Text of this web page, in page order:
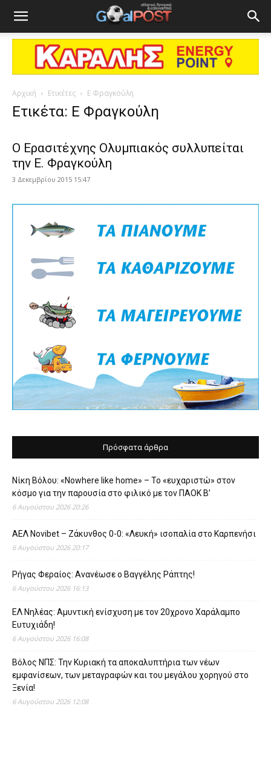
Αρχική Ετικέτες Ε Φραγκούλη
Ετικέτα: Ε Φραγκούλη
Ο Ερασιτέχνης Ολυμπιακός συλλυπείται
την Ε. Φραγκούλη
3 Δεκεμβρίου 2015 15:47
Πρόσφατα άρθρα
Νίκη Βόλου: «Nowhere like home» – Το «ευχαριστώ» στον
κόσμο για την παρουσία στο φιλικό με τον ΠΑΟΚ Β’
6 Αυγούστου 2026 20:26
ΑΕΛ Novibet – Ζάκυνθος 0-0: «Λευκή» ισοπαλία στο Καρπενήσι
6 Αυγούστου 2026 20:17
Ρήγας Φεραίος: Ανανέωσε ο Βαγγέλης Ράπτης!
6 Αυγούστου 2026 16:13
ΕΛ Νηλέας: Αμυντική ενίσχυση με τον 20χρονο Χαράλαμπο
Ευτυχιάδη!
6 Αυγούστου 2026 16:08
Βόλος ΝΠΣ: Την Κυριακή τα αποκαλυπτήρια των νέων
εμφανίσεων, των μεταγραφών και του μεγάλου χορηγού στο
Ξενία!
6 Αυγούστου 2026 12:08